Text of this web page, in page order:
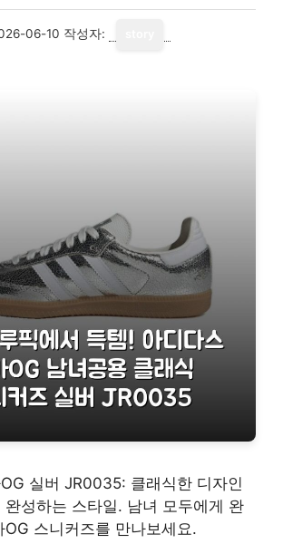
06-10 작성자:
실버 JR0035: 클래식한 디자인
완성하는 스타일. 남녀 모두에게 완
OG 스니커즈를 만나보세요.